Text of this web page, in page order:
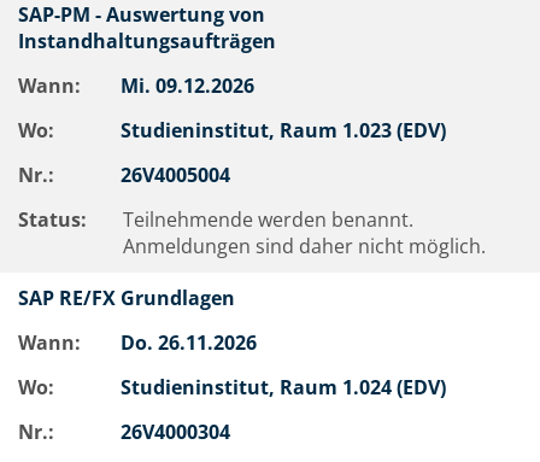
SAP-PM - Auswertung von
Instandhaltungsaufträgen
Wann:
Mi. 09.12.2026
Wo:
Studieninstitut, Raum 1.023 (EDV)
Nr.:
26V4005004
Status:
Teilnehmende werden benannt.
Anmeldungen sind daher nicht möglich.
SAP RE/FX Grundlagen
Wann:
Do. 26.11.2026
Wo:
Studieninstitut, Raum 1.024 (EDV)
Nr.:
26V4000304